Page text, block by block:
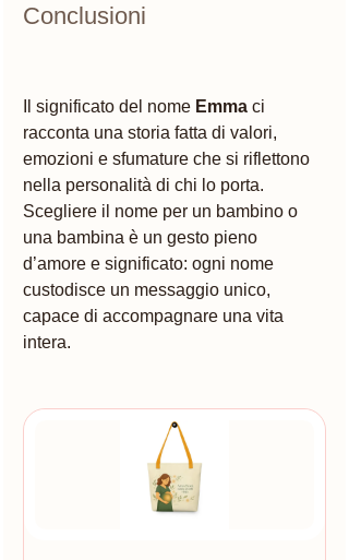
Conclusioni
Il significato del nome Emma ci
racconta una storia fatta di valori,
emozioni e sfumature che si riflettono
nella personalità di chi lo porta.
Scegliere il nome per un bambino o
una bambina è un gesto pieno
d’amore e significato: ogni nome
custodisce un messaggio unico,
capace di accompagnare una vita
intera.